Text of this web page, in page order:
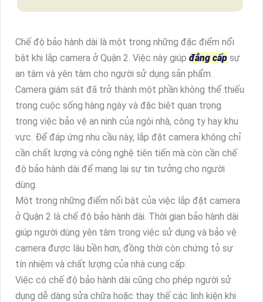
Chế độ bảo hành dài là một trong những đặc điểm nổi
bật khi lắp camera ở Quận 2. Việc này giúp đẳng cấp sự
an tâm và yên tâm cho người sử dụng sản phẩm.
Camera giám sát đã trở thành một phần không thể thiếu
trong cuộc sống hàng ngày và đặc biệt quan trọng
trong việc bảo vệ an ninh của ngôi nhà, công ty hay khu
vực. Để đáp ứng nhu cầu này, lắp đặt camera không chỉ
cần chất lượng và công nghệ tiên tiến mà còn cần chế
độ bảo hành dài để mang lại sự tin tưởng cho người
dùng.
Một trong những điểm nổi bật của việc lắp đặt camera
ở Quận 2 là chế độ bảo hành dài. Thời gian bảo hành dài
giúp người dùng yên tâm trong việc sử dụng và bảo vệ
camera được lâu bền hơn, đồng thời còn chứng tỏ sự
tín nhiệm và chất lượng của nhà cung cấp.
Việc có chế độ bảo hành dài cũng cho phép người sử
dụng dễ dàng sửa chữa hoặc thay thế các linh kiện khi